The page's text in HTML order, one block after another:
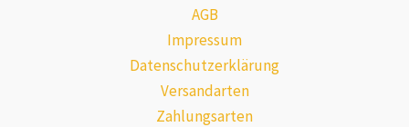
AGB
Impressum
Datenschutzerklärung
Versandarten
Zahlungsarten